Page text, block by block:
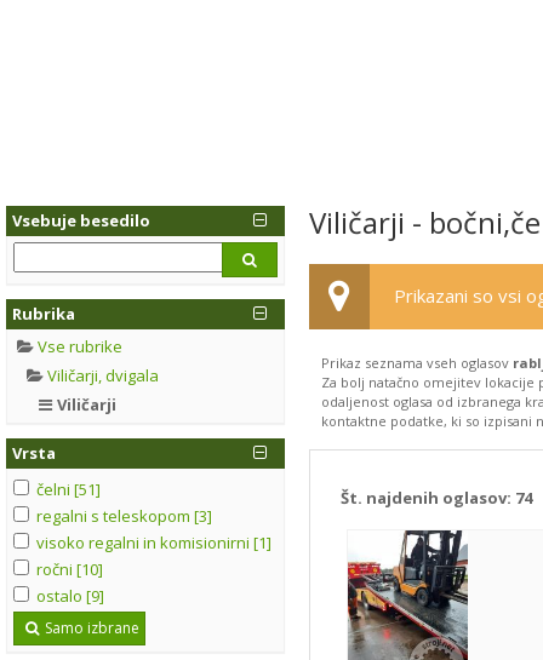
Vsebuje besedilo
Rubrika
Vse rubrike
Viličarji, dvigala
Viličarji
Vrsta
čelni [51]
regalni s teleskopom [3]
visoko regalni in komisionirni [1]
ročni [10]
ostalo [9]
Samo izbrane
Viličarji -
Prikazani so vsi
Prikaz seznama vseh oglasov
Za bolj natačno omejitev lokacije
odaljenost oglasa od izbranega
kontaktne podatke, ki so izpisani
Št. najdenih oglasov: 74